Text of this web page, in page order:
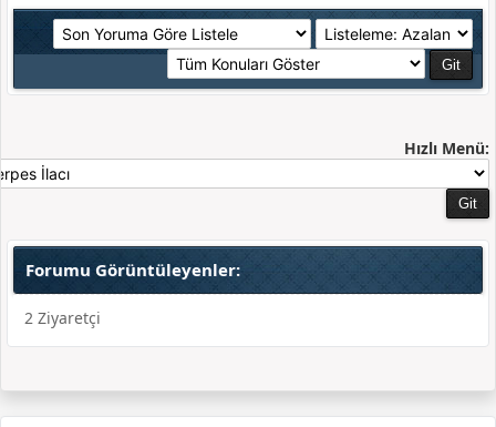
Hızlı Menü:
Forumu Görüntüleyenler:
2 Ziyaretçi